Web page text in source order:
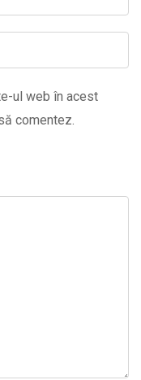
ul web în acest
comentez.